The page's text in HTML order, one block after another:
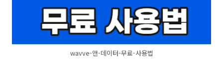
wavve-앤-데이터-무료-사용법